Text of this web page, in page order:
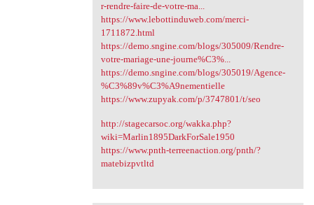
r-rendre-faire-de-votre-ma...
https://www.lebottinduweb.com/merci-
1711872.html
https://demo.sngine.com/blogs/305009/Rendre-
votre-mariage-une-journe%C3%...
https://demo.sngine.com/blogs/305019/Agence-
%C3%89v%C3%A9nementielle
https://www.zupyak.com/p/3747801/t/seo
http://stagecarsoc.org/wakka.php?
wiki=Marlin1895DarkForSale1950
https://www.pnth-terreenaction.org/pnth/?
matebizpvtltd